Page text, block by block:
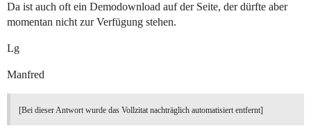
Da ist auch oft ein Demodownload auf der Seite, der dürfte aber
momentan nicht zur Verfügung stehen.
Lg
Manfred
[Bei dieser Antwort wurde das Vollzitat nachträglich automatisiert entfernt]